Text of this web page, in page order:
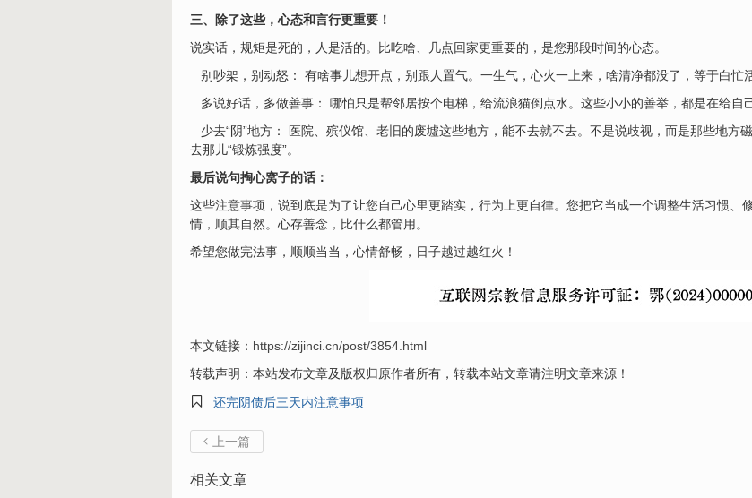
三、除了这些，心态和言行更重要！
说实话，规矩是死的，人是活的。比吃啥、几点回家更重要的，是您那段时间的心态。
别吵架，别动怒： 有啥事儿想开点，别跟人置气。一生气，心火一上来，啥清净都没了，等于白忙活
多说好话，多做善事： 哪怕只是帮邻居按个电梯，给流浪猫倒点水。这些小小的善举，都是在给自
少去“阴”地方： 医院、殡仪馆、老旧的废墟这些地方，能不去就不去。不是说歧视，而是那些地方
去那儿“锻炼强度”。
最后说句掏心窝子的话：
这些注意事项 ，说到底是为了让您自己心里更踏实，行为上更自律。您把它当成一个调整生活习惯、
情，顺其自然。心存善念，比什么都管用。
希望您做完法事，顺顺当当，心情舒畅，日子越过越红火！
本文链接： https://zijinci.cn/post/3854.html
转载声明：本站发布文章及版权归原作者所有，转载本站文章请注明文章来源！

还完阴债后三天内注意事项
 上一篇
相关文章